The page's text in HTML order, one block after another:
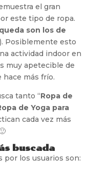
el gran
este tipo de ropa.
son los de
Posiblemente esto
actividad indoor en
muy apetecible de
hace más frío.
tanto “Ropa de
de Yoga para
cada vez más
buscada
por los usuarios son: